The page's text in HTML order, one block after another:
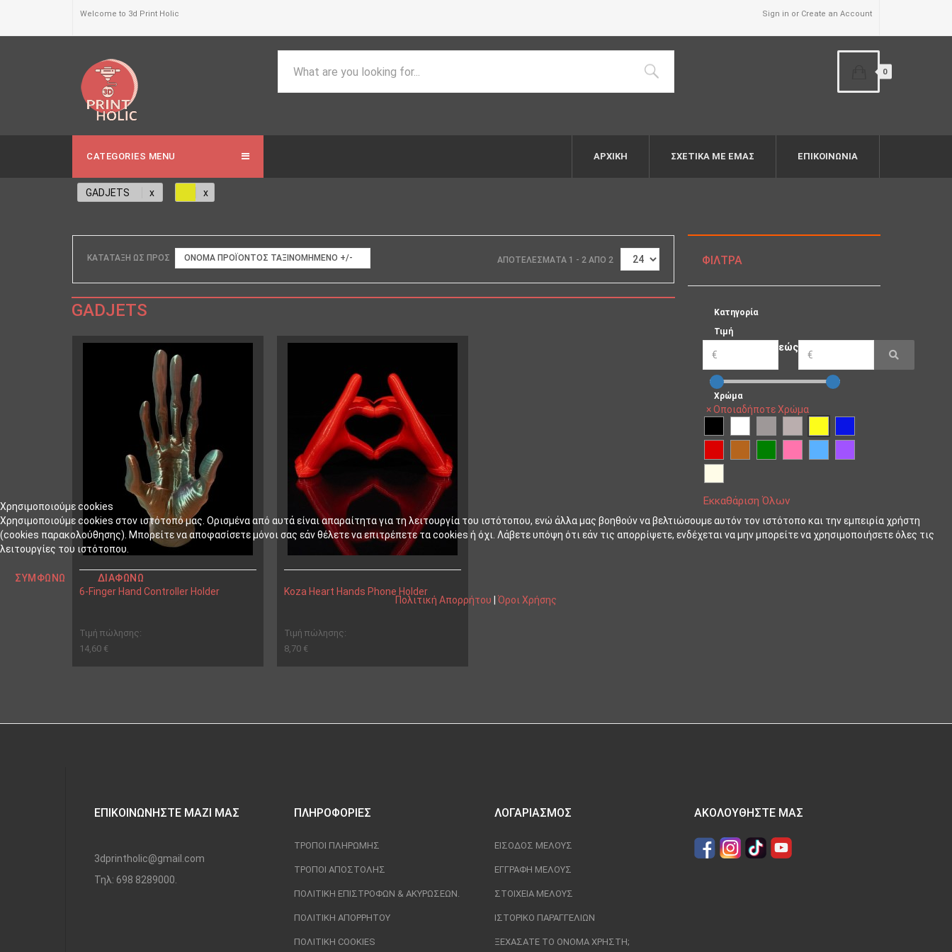
Welcome to 3d Print Holic Sign in or Create an Account
0
CATEGORIES MENU ΑΡΧΙΚΉ ΣΧΕΤΙΚΆ ΜΕ ΕΜΆΣ ΕΠΙΚΟΙΝΩΝΙΑ
GADJETS
ΚΑΤΆΤΑΞΗ ΩΣ ΠΡΟΣ ΟΝΟΜΑ ΠΡΟΪΌΝΤΟΣ ΤΑΞΙΝΟΜΗΜΈΝΟ +/- ΑΠΟΤΕΛΈΣΜΑΤΑ 1 - 2 ΑΠΌ 2
GADJETS
6-Finger Hand Controller Holder
Τιμή πώλησης:
14,60 €
Koza Heart Hands Phone Holder
Τιμή πώλησης:
8,70 €
ΦΊΛΤΡΑ
Κατηγορία
Τιμή
εώς
Χρώμα
×Οποιαδήποτε Χρώμα
Εκκαθάριση Όλων
ΕΠΙΚΟΙΝΩΝΉΣΤΕ ΜΑΖΊ ΜΑΣ
3dprintholic@gmail.com
Τηλ: 698 8289000.
ΠΛΗΡΟΦΟΡΊΕΣ
ΤΡΌΠΟΙ ΠΛΗΡΩΜΉΣ
ΤΡΌΠΟΙ ΑΠΟΣΤΟΛΉΣ
ΠΟΛΙΤΙΚΉ ΕΠΙΣΤΡΟΦΏΝ & ΑΚΥΡΏΣΕΩΝ.
ΠΟΛΙΤΙΚΉ ΑΠΟΡΡΉΤΟΥ
ΠΟΛΙΤΙΚΉ COOKIES
ΛΟΓΑΡΙΑΣΜΌΣ
ΕΊΣΟΔΟΣ ΜΈΛΟΥΣ
ΕΓΓΡΑΦΉ ΜΈΛΟΥΣ
ΣΤΟΙΧΕΊΑ ΜΈΛΟΥΣ
ΙΣΤΟΡΙΚΌ ΠΑΡΑΓΓΕΛΙΏΝ
ΞΕΧΆΣΑΤΕ ΤΟ ΌΝΟΜΑ ΧΡΉΣΤΗ;
ΑΚΟΛΟΥΘΉΣΤΕ ΜΑΣ
Χρησιμοποιούμε cookies
Χρησιμοποιούμε cookies στον ιστότοπό μας. Ορισμένα από αυτά είναι απαραίτητα για τη λειτουργία του ιστότοπου, ενώ άλλα μας βοηθούν να βελτιώσουμε αυτόν τον ιστότοπο και την εμπειρία χρήστη
(cookies παρακολούθησης). Μπορείτε να αποφασίσετε μόνοι σας εάν θέλετε να επιτρέπετε τα cookies ή όχι. Λάβετε υπόψη ότι εάν τις απορρίψετε, ενδέχεται να μην μπορείτε να χρησιμοποιήσετε όλες τις
λειτουργίες του ιστότοπου.
ΣΥΜΦΩΝΏ
ΔΙΑΦΩΝΏ
Πολιτική Απορρήτου
Όροι Χρήσης